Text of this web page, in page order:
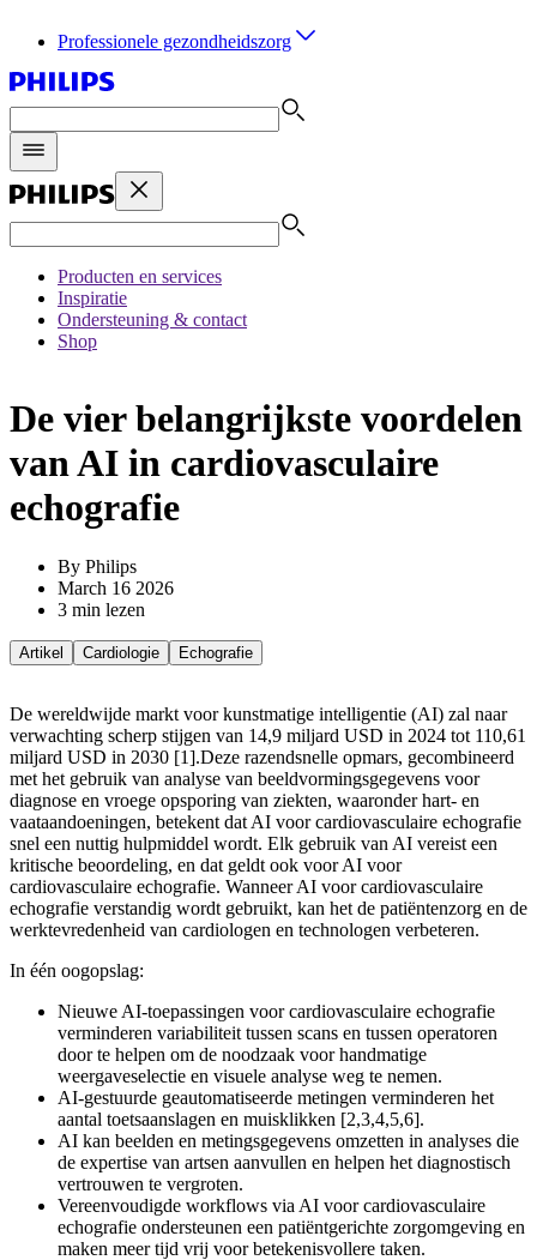
Professionele gezondheidszorg
Producten en services
Inspiratie
Ondersteuning & contact
Shop
De vier belangrijkste voordelen
van AI in cardiovasculaire
echografie
By Philips
March 16 2026
3 min lezen
Artikel Cardiologie Echografie
De wereldwijde markt voor kunstmatige intelligentie (AI) zal naar
verwachting scherp stijgen van 14,9 miljard USD in 2024 tot 110,61
miljard USD in 2030 [1].Deze razendsnelle opmars, gecombineerd
met het gebruik van analyse van beeldvormingsgegevens voor
diagnose en vroege opsporing van ziekten, waaronder hart- en
vaataandoeningen, betekent dat AI voor cardiovasculaire echografie
snel een nuttig hulpmiddel wordt. Elk gebruik van AI vereist een
kritische beoordeling, en dat geldt ook voor AI voor
cardiovasculaire echografie. Wanneer AI voor cardiovasculaire
echografie verstandig wordt gebruikt, kan het de patiëntenzorg en de
werktevredenheid van cardiologen en technologen verbeteren.
In één oogopslag:
Nieuwe AI-toepassingen voor cardiovasculaire echografie
verminderen variabiliteit tussen scans en tussen operatoren
door te helpen om de noodzaak voor handmatige
weergaveselectie en visuele analyse weg te nemen.
AI-gestuurde geautomatiseerde metingen verminderen het
aantal toetsaanslagen en muisklikken [2,3,4,5,6].
AI kan beelden en metingsgegevens omzetten in analyses die
de expertise van artsen aanvullen en helpen het diagnostisch
vertrouwen te vergroten.
Vereenvoudigde workflows via AI voor cardiovasculaire
echografie ondersteunen een patiëntgerichte zorgomgeving en
maken meer tijd vrij voor betekenisvollere taken.